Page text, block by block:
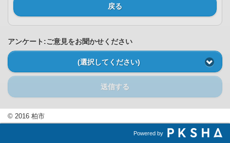
戻る
アンケート:ご意見をお聞かせください
(選択してください)
送信する
© 2016 柏市
Powered by